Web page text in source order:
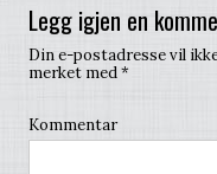
Legg igjen en
Din e-postadresse vil
merket med*
Kommentar